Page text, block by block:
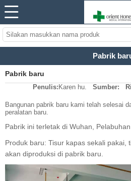
Pabrik
Pabrik baru
Penulis: Karen hu. Sumber:
Bangunan pabrik baru kami telah selesai
peralatan baru.
Pabrik ini terletak di Wuhan,
Produk baru: Tisur kapas sekali pakai,
akan diproduksi di pabrik baru.